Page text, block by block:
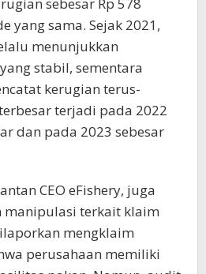
yang sama. Sejak 2021,
menunjukkan
stabil, sementara
kerugian terus-
terjadi pada 2022
dan pada 2023 sebesar
CEO eFishery, juga
terkait klaim
mengklaim
perusahaan memiliki